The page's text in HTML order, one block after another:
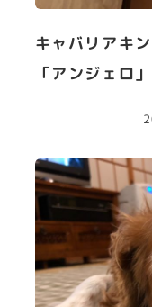
キャバリアキ
「アンジェロ